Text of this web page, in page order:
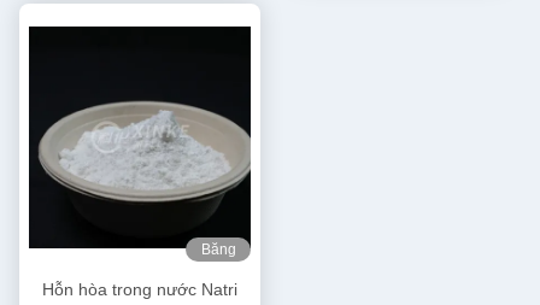
Băng
Hỗn hòa trong nước Natri